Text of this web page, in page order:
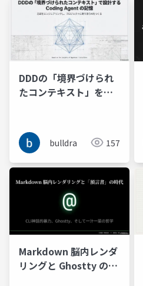
DDDの「境界づけられ
たコンテキスト」をヒ
Agent の記憶と忘却を
コンテキストンジニア
リングする
bulldra 157
Markdown 脳内レンダ
リングと Ghostty の一